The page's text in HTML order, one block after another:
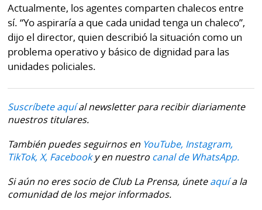
Actualmente, los agentes comparten chalecos entre
sí. “Yo aspiraría a que cada unidad tenga un chaleco”,
dijo el director, quien describió la situación como un
problema operativo y básico de dignidad para las
unidades policiales.
Suscríbete aquíal newsletter para recibir diariamente
nuestros titulares.
También puedes seguirnos en YouTube, Instagram,
TikTok, X, Facebooky en nuestro canal de WhatsApp.
Si aún no eres socio de Club La Prensa, úneteaquía la
comunidad de los mejor informados.